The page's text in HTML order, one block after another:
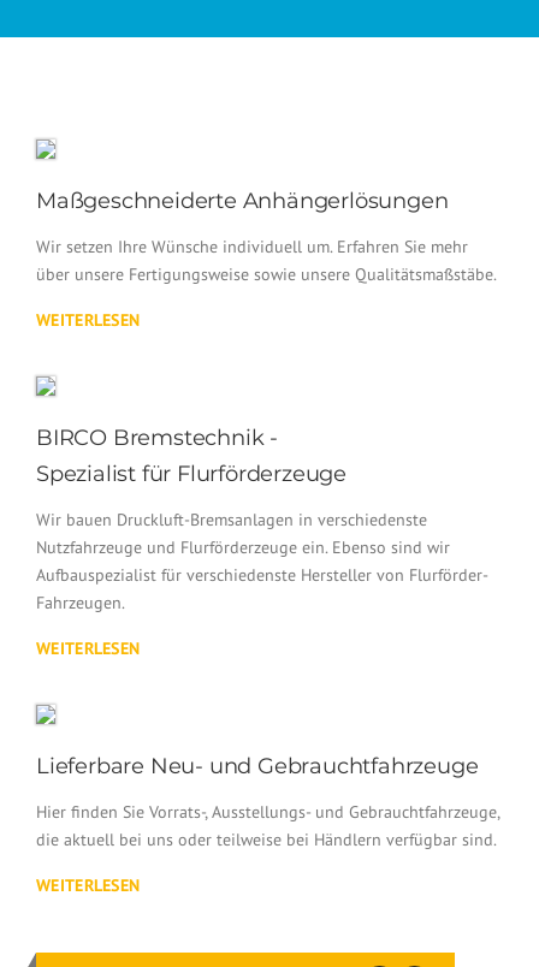
Maßgeschneiderte Anhängerlösungen
Wir setzen Ihre Wünsche individuell um. Erfahren Sie mehr
über unsere Fertigungsweise sowie unsere Qualitätsmaßstäbe.
WEITERLESEN
BIRCO Bremstechnik -
Spezialist für Flurförderzeuge
Wir bauen Druckluft-Bremsanlagen in verschiedenste
Nutzfahrzeuge und Flurförderzeuge ein. Ebenso sind wir
Aufbauspezialist für verschiedenste Hersteller von Flurförder-
Fahrzeugen.
WEITERLESEN
Lieferbare Neu- und Gebrauchtfahrzeuge
Hier finden Sie Vorrats-, Ausstellungs- und Gebrauchtfahrzeuge,
die aktuell bei uns oder teilweise bei Händlern verfügbar sind.
WEITERLESEN